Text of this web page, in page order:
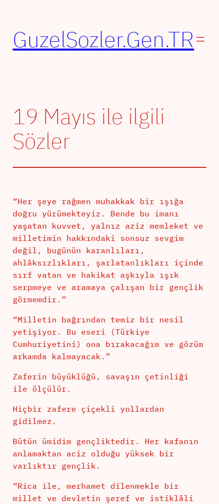
GuzelSozler.Gen.TR
19 Mayıs ile ilgili
Sözler
“Her şeye rağmen muhakkak bir ışığa
doğru yürümekteyiz. Bende bu imanı
yaşatan kuvvet, yalnız aziz memleket ve
milletimin hakkındaki sonsuz sevgim
değil, bugünün karanlıları,
ahlâksızlıkları, şarlatanlıkları içinde
sırf vatan ve hakikat aşkıyla ışık
serpmeye ve aramaya çalışan bir gençlik
görmemdir.”
“Milletin bağrından temiz bir nesil
yetişiyor. Bu eseri (Türkiye
Cumhuriyetini) ona bırakacağım ve gözüm
arkamda kalmayacak.”
Zaferin büyüklüğü, savaşın çetinliği
ile ölçülür.
Hiçbir zafere çiçekli yollardan
gidilmez.
Bütün ümidim gençliktedir. Her kafanın
anlamaktan aciz olduğu yüksek bir
varlıktır gençlik.
“Rica ile, merhamet dilenmekle bir
millet ve devletin şeref ve istiklâli